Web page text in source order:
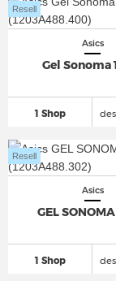
Asics
Gel Sonoma
1 Shop
Resell
Asics
GEL
1 Shop
Resell